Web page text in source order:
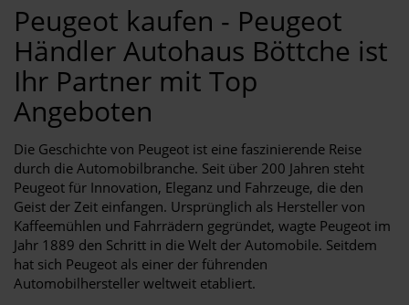
Peugeot kaufen - Peugeot
Händler Autohaus Böttche ist
Ihr Partner mit Top
Angeboten
Die Geschichte von Peugeot ist eine faszinierende Reise
durch die Automobilbranche. Seit über 200 Jahren steht
Peugeot für Innovation, Eleganz und Fahrzeuge, die den
Geist der Zeit einfangen. Ursprünglich als Hersteller von
Kaffeemühlen und Fahrrädern gegründet, wagte Peugeot im
Jahr 1889 den Schritt in die Welt der Automobile. Seitdem
hat sich Peugeot als einer der führenden
Automobilhersteller weltweit etabliert.